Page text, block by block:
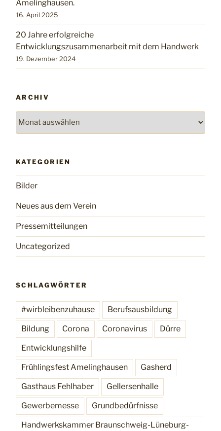
Amelinghausen.
16. April 2025
20 Jahre erfolgreiche
Entwicklungszusammenarbeit mit dem Handwerk
19. Dezember 2024
ARCHIV
KATEGORIEN
Bilder
Neues aus dem Verein
Pressemitteilungen
Uncategorized
SCHLAGWÖRTER
#wirbleibenzuhause Berufsausbildung
Bildung Corona Coronavirus Dürre
Entwicklungshilfe
Frühlingsfest Amelinghausen Gasherd
Gasthaus Fehlhaber Gellersenhalle
Gewerbemesse Grundbedürfnisse
Handwerkskammer Braunschweig-Lüneburg-